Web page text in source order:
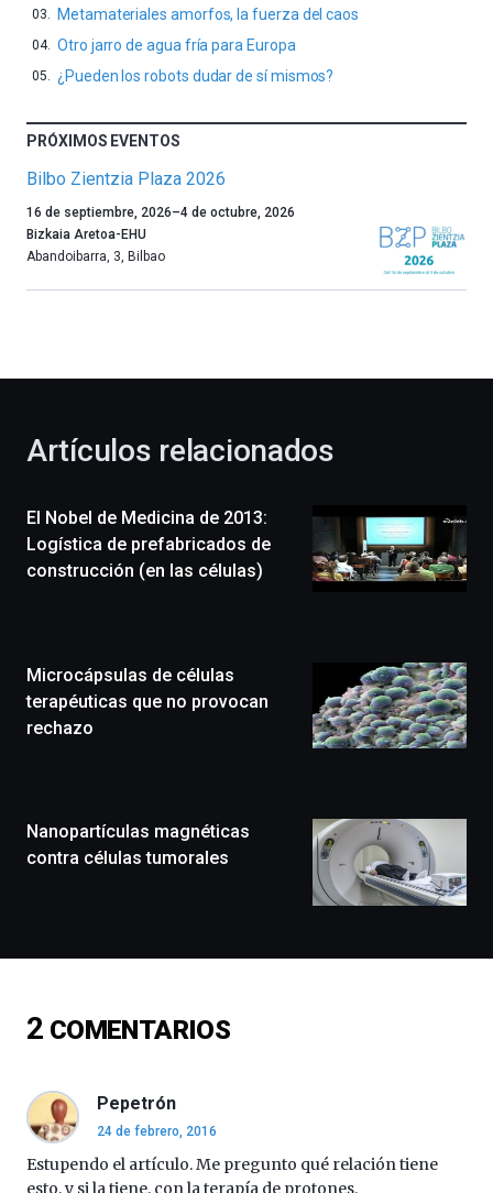
Metamateriales amorfos, la fuerza del caos
Otro jarro de agua fría para Europa
¿Pueden los robots dudar de sí mismos?
PRÓXIMOS EVENTOS
Bilbo Zientzia Plaza 2026
Un
año
más,
celebración
novena
edición
de
un
festival
llenará
monólogos,
exposiciones,
de
16
4
de
octubre.
16 de septiembre, 2026–4 de octubre, 2026
Bizkaia Aretoa-EHU
Abandoibarra, 3, Bilbao
Artículos relacionados
El Nobel de Medicina de 2013:
Logística de prefabricados de
construcción (en las células)
Microcápsulas de células
terapéuticas que no provocan
rechazo
Nanopartículas magnéticas
contra células tumorales
2 COMENTARIOS
Pepetrón
24 de febrero, 2016
Estupendo el artículo. Me pregunto qué relación tiene
esto, y si la tiene, con la terapía de protones.